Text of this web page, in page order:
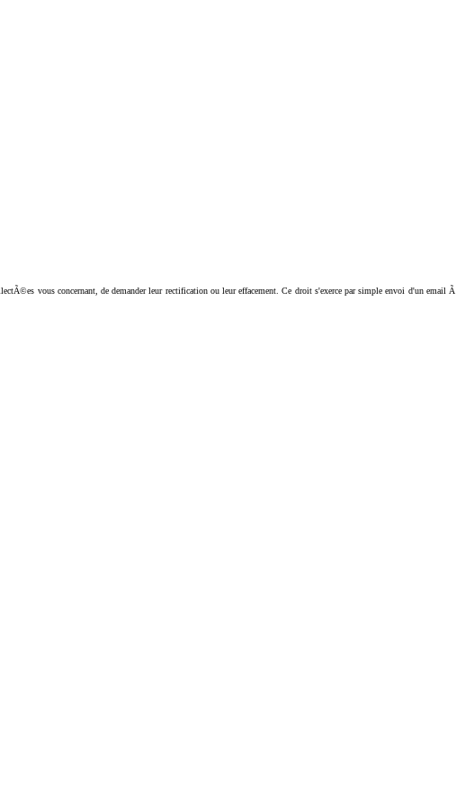
vous concernant, de demander leur rectification ou leur effacement. Ce droit s'exerce par simple envoi d'un email Ã